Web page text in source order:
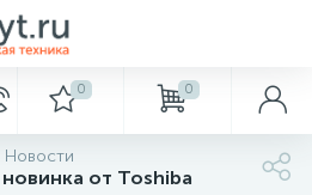
0 0
автохолодильники
и туалета
283
916
638
Новости
от Toshiba